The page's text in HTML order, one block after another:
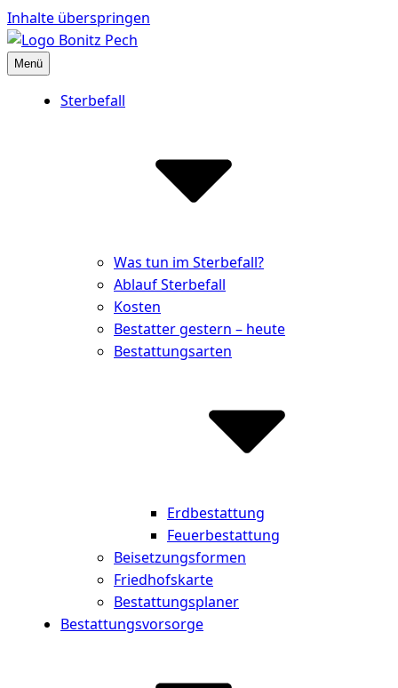
Inhalte überspringen
Bestattungshaus Bonitz Pech
Partner der Hinterbliebenen
Menü
Sterbefall
Was tun im Sterbefall?
Ablauf Sterbefall
Kosten
Bestatter gestern – heute
Bestattungsarten
Erdbestattung
Feuerbestattung
Beisetzungsformen
Friedhofskarte
Bestattungsplaner
Bestattungsvorsorge